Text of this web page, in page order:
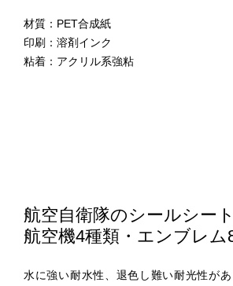
材質：PET合成紙
印刷：溶剤インク
粘着：アクリル系強粘
航空自衛隊のシールシー
航空機4種類・エンブレム
水に強い耐水性、退色し難い耐光性が